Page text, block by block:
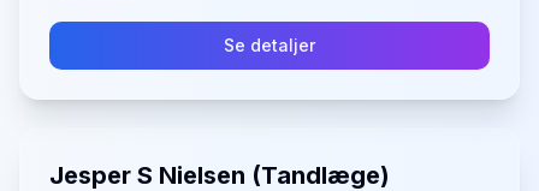
Se detaljer
Jesper S Nielsen (Tandlæge)